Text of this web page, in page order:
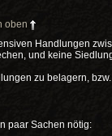
oben
Handlungen
und keine
zu belagern,
paar Sachen nötig: